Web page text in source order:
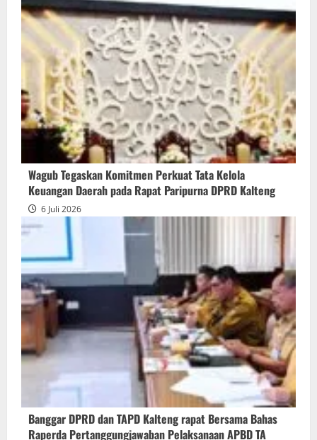
Wagub Tegaskan Komitmen Perkuat Tata Kelola
Keuangan Daerah pada Rapat Paripurna DPRD Kalteng
6 Juli 2026
Banggar DPRD dan TAPD Kalteng rapat Bersama Bahas
Raperda Pertanggungjawaban Pelaksanaan APBD TA